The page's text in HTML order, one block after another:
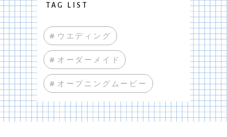
TAG LIST
#ウエディング
#オーダーメイド
#オープニングムービー